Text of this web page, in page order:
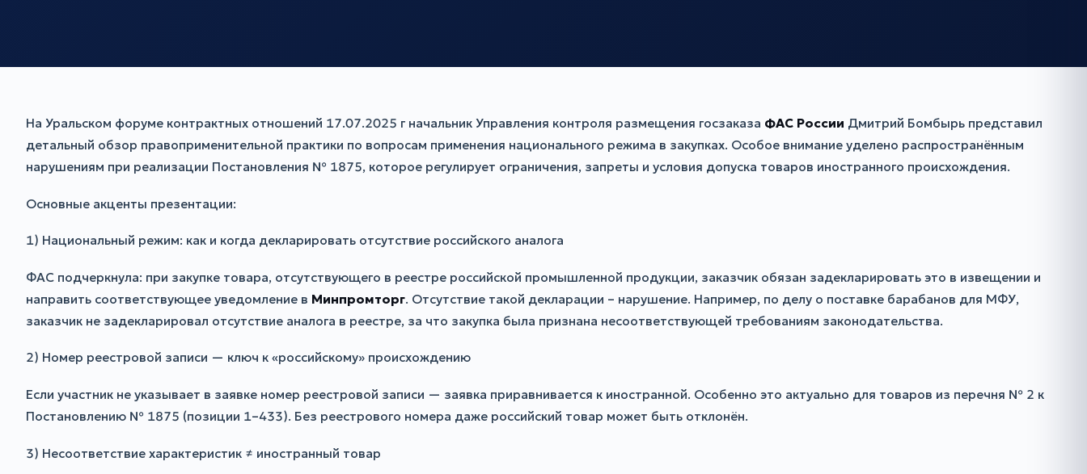
На Уральском форуме контрактных отношений 17.07.2025 г начальник Управления контроля размещения госзаказа ФАС России Дмитрий Бомбырь представил
детальный обзор правоприменительной практики по вопросам применения национального режима в закупках. Особое внимание уделено распространённым
нарушениям при реализации Постановления № 1875, которое регулирует ограничения, запреты и условия допуска товаров иностранного происхождения.
Основные акценты презентации:
1) Национальный режим: как и когда декларировать отсутствие российского аналога
ФАС подчеркнула: при закупке товара, отсутствующего в реестре российской промышленной продукции, заказчик обязан задекларировать это в извещении и
направить соответствующее уведомление в Минпромторг. Отсутствие такой декларации – нарушение. Например, по делу о поставке барабанов для МФУ,
заказчик не задекларировал отсутствие аналога в реестре, за что закупка была признана несоответствующей требованиям законодательства.
2) Номер реестровой записи — ключ к «российскому» происхождению
Если участник не указывает в заявке номер реестровой записи — заявка приравнивается к иностранной. Особенно это актуально для товаров из перечня № 2 к
Постановлению № 1875 (позиции 1–433). Без реестрового номера даже российский товар может быть отклонён.
3) Несоответствие характеристик ≠ иностранный товар